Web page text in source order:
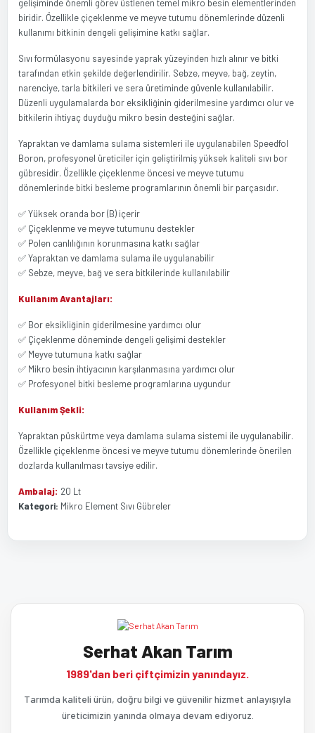
gelişiminde önemli görev üstlenen temel mikro besin elementlerinden
biridir. Özellikle çiçeklenme ve meyve tutumu dönemlerinde düzenli
kullanımı bitkinin dengeli gelişimine katkı sağlar.
Sıvı formülasyonu sayesinde yaprak yüzeyinden hızlı alınır ve bitki
tarafından etkin şekilde değerlendirilir. Sebze, meyve, bağ, zeytin,
narenciye, tarla bitkileri ve sera üretiminde güvenle kullanılabilir.
Düzenli uygulamalarda bor eksikliğinin giderilmesine yardımcı olur ve
bitkilerin ihtiyaç duyduğu mikro besin desteğini sağlar.
Yapraktan ve damlama sulama sistemleri ile uygulanabilen Speedfol
Boron, profesyonel üreticiler için geliştirilmiş yüksek kaliteli sıvı bor
gübresidir. Özellikle çiçeklenme öncesi ve meyve tutumu
dönemlerinde bitki besleme programlarının önemli bir parçasıdır.
✅ Yüksek oranda bor (B) içerir
✅ Çiçeklenme ve meyve tutumunu destekler
✅ Polen canlılığının korunmasına katkı sağlar
✅ Yapraktan ve damlama sulama ile uygulanabilir
✅ Sebze, meyve, bağ ve sera bitkilerinde kullanılabilir
Kullanım Avantajları:
✅ Bor eksikliğinin giderilmesine yardımcı olur
✅ Çiçeklenme döneminde dengeli gelişimi destekler
✅ Meyve tutumuna katkı sağlar
✅ Mikro besin ihtiyacının karşılanmasına yardımcı olur
✅ Profesyonel bitki besleme programlarına uygundur
Kullanım Şekli:
Yapraktan püskürtme veya damlama sulama sistemi ile uygulanabilir.
Özellikle çiçeklenme öncesi ve meyve tutumu dönemlerinde önerilen
dozlarda kullanılması tavsiye edilir.
Ambalaj: 20 Lt
Kategori: Mikro Element Sıvı Gübreler
Yorum Yaz
Görüş ve önerileriniz için teşekkür ederiz.
Ürün resmi kalitesiz, bozuk veya görüntülenemiyor.
Ürün açıklamasında eksik bilgiler bulunuyor.
Serhat Akan Tarım
1989'dan beri çiftçimizin yanındayız.
Tarımda kaliteli ürün, doğru bilgi ve güvenilir hizmet anlayışıyla
üreticimizin yanında olmaya devam ediyoruz.